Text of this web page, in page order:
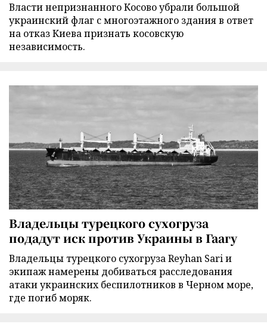
Власти непризнанного Косово убрали большой
украинский флаг с многоэтажного здания в ответ
на отказ Киева признать косовскую
независимость.
Владельцы турецкого сухогруза
подадут иск против Украины в Гаагу
Владельцы турецкого сухогруза Reyhan Sari и
экипаж намерены добиваться расследования
атаки украинских беспилотников в Черном море,
где погиб моряк.